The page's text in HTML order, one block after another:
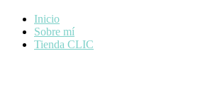
Inicio
Sobre mí
Tienda CLIC